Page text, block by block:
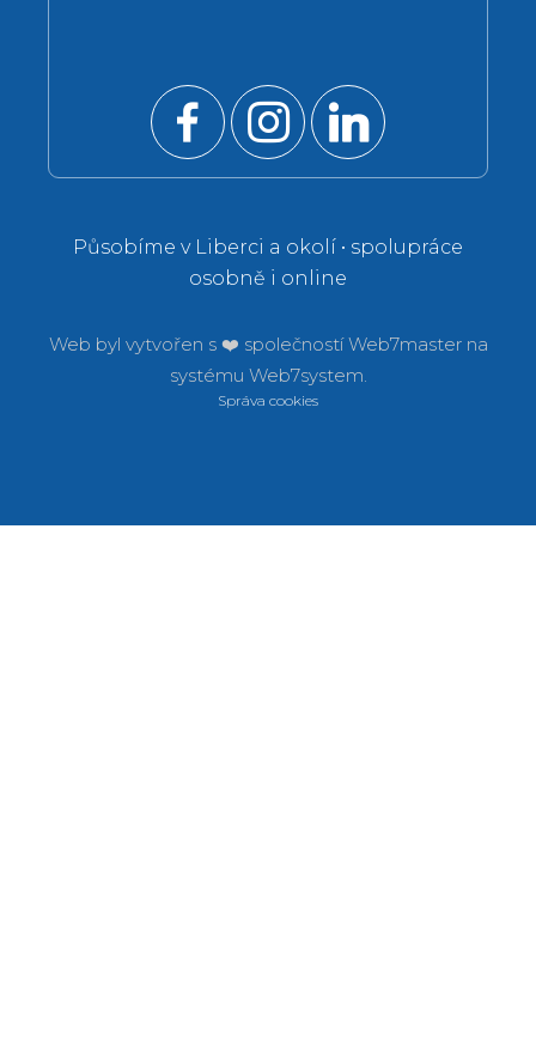
Působíme v Liberci a okolí • spolupráce
osobně i online
Web byl vytvořen s ❤️ společnostíWeb7master na
systému Web7system.
Správa cookies